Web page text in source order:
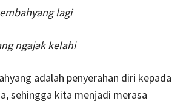
lagi
ngajak kelahi
adalah penyerahan diri kepada
sehingga kita menjadi merasa